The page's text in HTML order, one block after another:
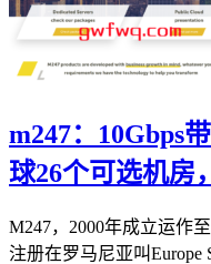
m247：10Gbps
球26个可选机房
M247，2000年成立运作
注册在罗马尼亚叫